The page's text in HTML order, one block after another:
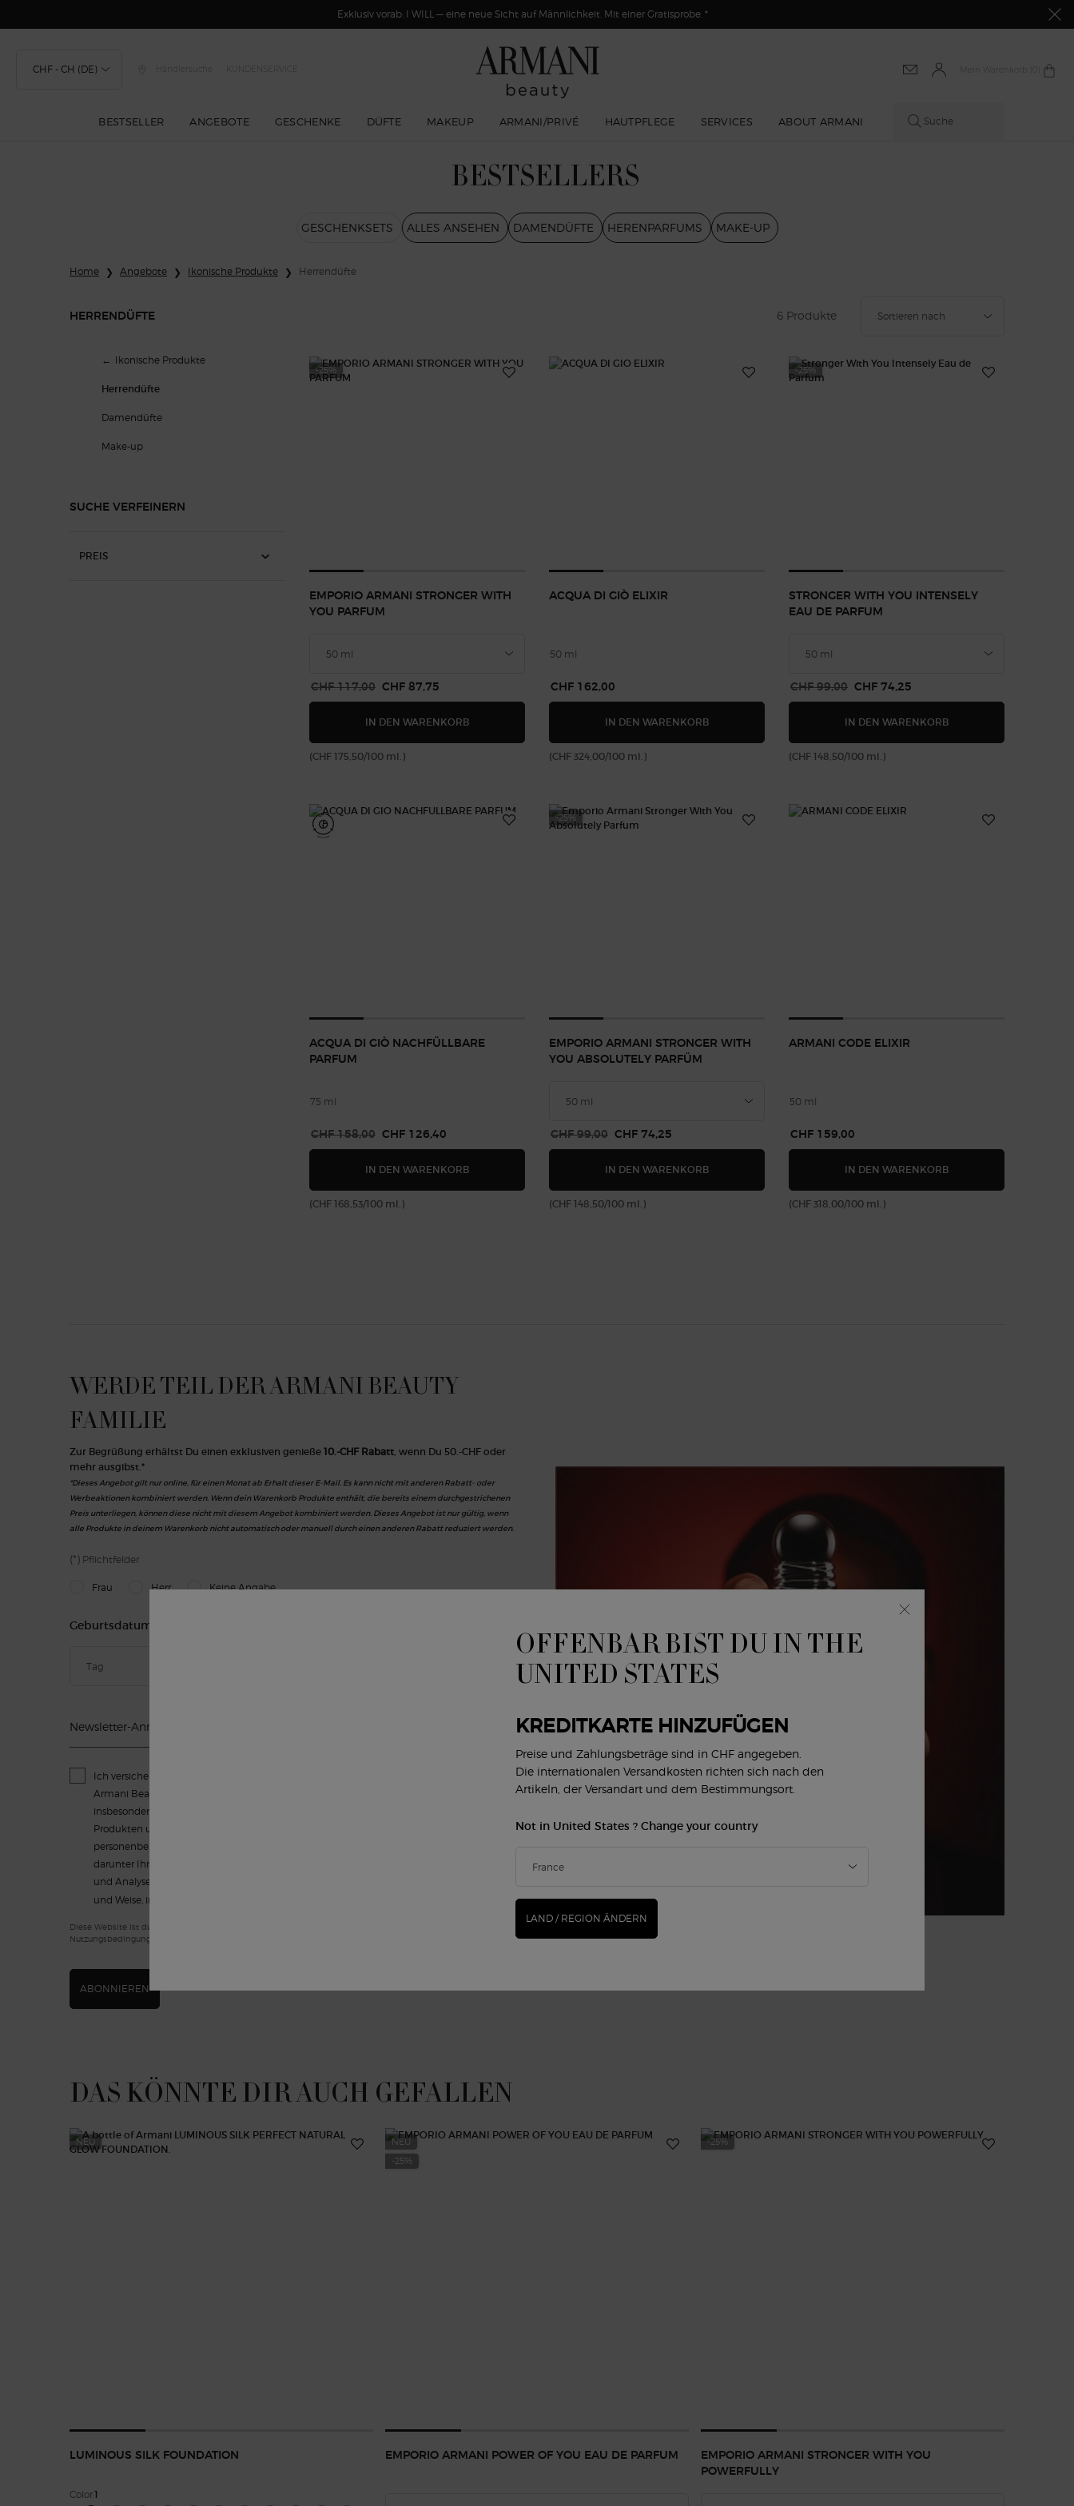
Exklusiv vorab: I WILL — eine neue Sicht auf Männlichkeit. Mit einer Gratisprobe. *
CHF - CH (DE) Händlersuche KUNDENSERVICE Mein Warenkorb
0 produkt
BESTSELLER ANGEBOTE GESCHENKE DÜFTE MAKEUP ARMANI/PRIVÉ HAUTPFLEGE SERVICES ABOUT ARMANI Suche
BESTSELLERS
GESCHENKSETS​ ALLES ANSEHEN DAMENDÜFTE HERENPARFUMS MAKE-UP
Home Angebote Ikonische Produkte Herrendüfte
HERRENDÜFTE 6 Produkte
Sortieren nach
Ikonische Produkte
Herrendüfte
Damendüfte
Make-up
SUCHE VERFEINERN
PREIS
-25%
EMPORIO ARMANI STRONGER WITH
YOU PARFUM
Alter Preis
CHF 117,00 Neuer Preis
CHF 87,75
IN DEN WARENKORB EMPORIO ARMANI STRONGER WITH YOU PARFUM
(CHF 175,50/100 ml.)
ACQUA DI GIÒ ELIXIR
50 ml
CHF 162,00
IN DEN WARENKORB
(CHF 324,00/100 ml.)
-25%
STRONGER WITH YOU INTENSELY
EAU DE PARFUM
Alter Preis
CHF 99,00 Neuer Preis
CHF 74,25
IN DEN WARENKORB
(CHF 148,50/100 ml.)
ACQUA DI GIÒ NACHFÜLLBARE
PARFUM
75 ml
Alter Preis
CHF 158,00 Neuer Preis
CHF 126,40
IN DEN WARENKORB ACQUA DI GIÒ NACHFÜLLBARE PARFUM
(CHF 168,53/100 ml.)
-25%
EMPORIO ARMANI STRONGER WITH
YOU ABSOLUTELY PARFÜM
Alter Preis
CHF 99,00 Neuer Preis
CHF 74,25
IN DEN WARENKORB EMPORIO ARMANI STRONGER WITH YOU ABSOLUTELY PARFÜM
(CHF 148,50/100 ml.)
ARMANI CODE ELIXIR
50 ml
CHF 159,00
IN DEN WARENKORB
(CHF 318,00/100 ml.)
WERDE TEIL DER ARMANI BEAUTY
FAMILIE
Zur Begrüßung erhältst Du einen exklusiven genieße 10.-CHF Rabatt , wenn Du 50.-CHF oder
mehr ausgibst.*
*Dieses Angebot gilt nur online, für einen Monat ab Erhalt dieser E-Mail. Es kann nicht mit anderen Rabatt- oder
Werbeaktionen kombiniert werden. Wenn dein Warenkorb Produkte enthält, die bereits einem durchgestrichenen
Preis unterliegen, können diese nicht mit diesem Angebot kombiniert werden. Dieses Angebot ist nur gültig, wenn
alle Produkte in deinem Warenkorb nicht automatisch oder manuell durch einen anderen Rabatt reduziert werden.
(*) Pflichtfelder
newslettersignup.title.legend
Frau Herr Keine Angabe
Geburtsdatum
Newsletter-Anmeldung
Ich versichere, mindestens 16 Jahre alt zu sein und möchte personalisierte Angebote von
Armani Beauty erhalten, per E-Mail. Sie können Ihre Einwilligung jederzeit zurückziehen,
insbesondere über den Abmeldelink in unseren E-Mails. In Zusammenhang mit den
Produkten und Dienstleistungen Armani Beauty nutzt L’Oréal France Ihre
personenbezogenen Daten, um Ihnen basierend auf Ihren mit uns geteilten Angaben,
darunter Ihr Beauty-Profil, personalisierte Angebote zu unterbreiten und um Statistiken
und Analysen zu erstellen. In unseren
und Weise, in der wir Ihre personenbezogenen Daten verarbeiten, und über Ihre Rechte.
Diese Website ist durch Cloudflare geschützt und es gelten die Datenschutzrichtlinien und die
Nutzungsbedingungen.
ABONNIEREN
DAS KÖNNTE DIR AUCH GEFALLEN
NEU
LUMINOUS SILK FOUNDATION
Color:1
NEU
-25%
EMPORIO ARMANI POWER OF YOU EAU DE PARFUM
-25%
EMPORIO ARMANI STRONGER WITH YOU
POWERFULLY
OFFENBAR BIST DU IN THE
UNITED STATES
KREDITKARTE HINZUFÜGEN
Preise und Zahlungsbeträge sind in CHF angegeben.
Die internationalen Versandkosten richten sich nach den
Artikeln, der Versandart und dem Bestimmungsort.
Not in United States ? Change your country
LAND / REGION ÄNDERN